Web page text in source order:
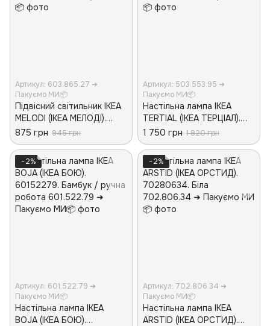
Артикул: 603.865.27 ➜
Пакуємо МИ📦
Підвісний світильник IKEA
MELODI (ІКЕА МЕЛОДІ).
60386527. Білий
875 грн 945 грн
Артикул: 503.553.95 ➜
Пакуємо МИ📦
Настільна лампа IKEA
TERTIAL (ІКЕА ТЕРЦІАЛ).
50355395. Темно-сіра
1 750 грн 1 820 грн
−2%
Артикул: 601.522.79 ➜
Пакуємо МИ📦
Настільна лампа IKEA
BOJA (ІКЕА БОЮ).
−2%
Артикул: 702.806.34 ➜
Пакуємо МИ📦
Настільна лампа IKEA
ARSTID (ІКЕА ОРСТИД).